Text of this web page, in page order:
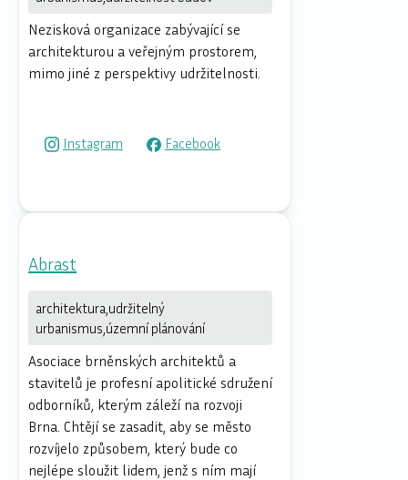
Nezisková organizace zabývající se
architekturou a veřejným prostorem,
mimo jiné z perspektivy udržitelnosti.
Instagram Facebook
Abrast
architektura,udržitelný
urbanismus,územní plánování
Asociace brněnských architektů a
stavitelů je profesní apolitické sdružení
odborníků, kterým záleží na rozvoji
Brna. Chtějí se zasadit, aby se město
rozvíjelo způsobem, který bude co
nejlépe sloužit lidem, jenž s ním mají